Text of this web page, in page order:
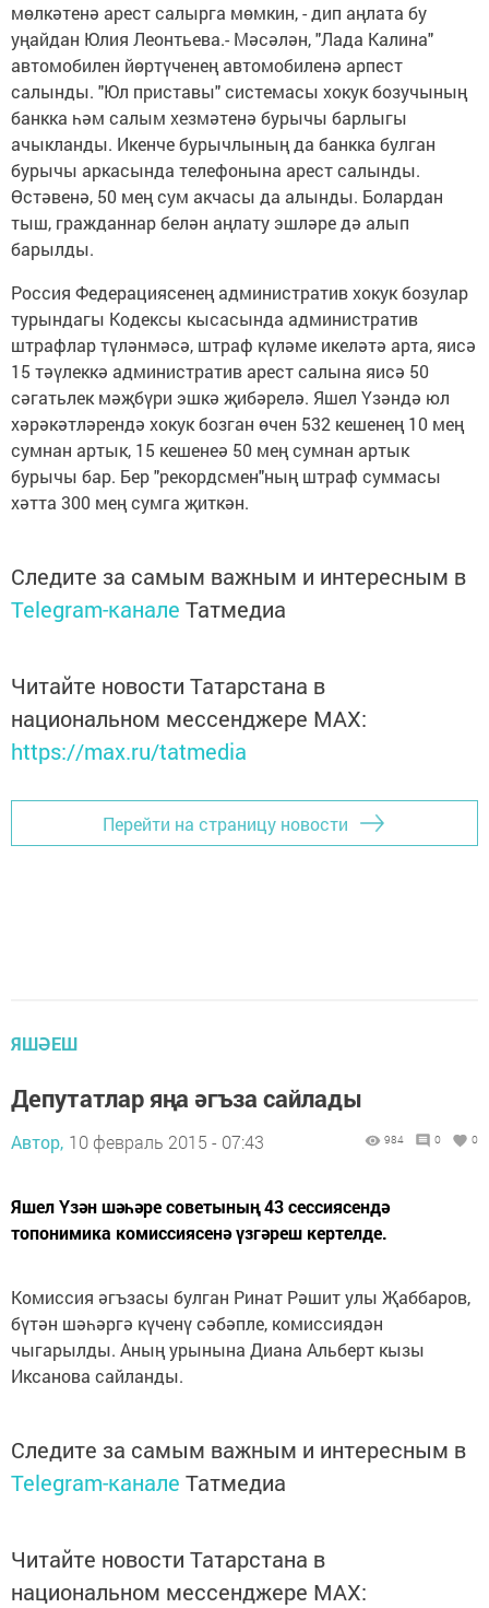
мөлкәтенә арест салырга мөмкин, - дип аңлата бу
уңайдан Юлия Леонтьева.- Мәсәлән, "Лада Калина"
автомобилен йөртүченең автомобиленә арпест
салынды. "Юл приставы" системасы хокук бозучының
банкка һәм салым хезмәтенә бурычы барлыгы
ачыкланды. Икенче бурычлының да банкка булган
бурычы аркасында телефонына арест салынды.
Өстәвенә, 50 мең сум акчасы да алынды. Болардан
тыш, гражданнар белән аңлату эшләре дә алып
барылды.
Россия Федерациясенең административ хокук бозулар
турындагы Кодексы кысасында административ
штрафлар түләнмәсә, штраф күләме икеләтә арта, яисә
15 тәүлеккә административ арест салына яисә 50
сәгатьлек мәҗбүри эшкә җибәрелә. Яшел Үзәндә юл
хәрәкәтләрендә хокук бозган өчен 532 кешенең 10 мең
сумнан артык, 15 кешенеә 50 мең сумнан артык
бурычы бар. Бер "рекордсмен"ның штраф суммасы
хәтта 300 мең сумга җиткән.
Следите за самым важным и интересным в
Telegram-канале Татмедиа
Читайте новости Татарстана в
национальном мессенджере MАХ:
https://max.ru/tatmedia
Перейти на страницу новости
ЯШӘЕШ
Депутатлар яңа әгъза сайлады
Автор, 10 февраль 2015 - 07:43 984 0 0
Яшел Үзән шәһәре советының 43 сессиясендә
топонимика комиссиясенә үзгәреш кертелде.
Комиссия әгъзасы булган Ринат Рәшит улы Җаббаров,
бүтән шәһәргә күченү сәбәпле, комиссиядән
чыгарылды. Аның урынына Диана Альберт кызы
Иксанова сайланды.
Следите за самым важным и интересным в
Telegram-канале Татмедиа
Читайте новости Татарстана в
национальном мессенджере MАХ: